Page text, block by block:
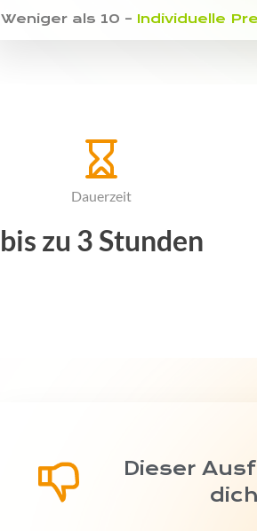
Weniger als 10 – Individuelle
Dauerzeit
bis zu 3 Stunden
Dieser